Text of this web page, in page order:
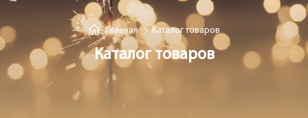
Главная Каталог товаров
Каталог товаров